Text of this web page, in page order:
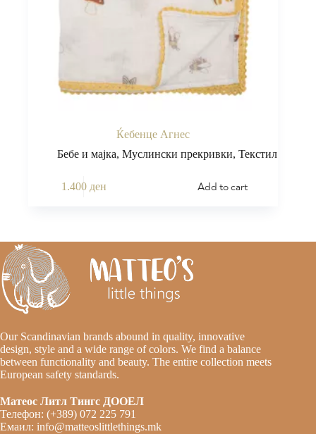
Ќебенце Агнес
Бебе и мајка,Муслински прекривки,Текстил
1.400 ден Add to cart
Our Scandinavian brands abound in quality, innovative
design, style and a wide range of colors. We find a balance
between functionality and beauty. The entire collection meets
European safety standards.
Матеос Литл Тингс ДООЕЛ
Телефон: (+389) 072 225 791
Емаил: info@matteoslittlethings.mk